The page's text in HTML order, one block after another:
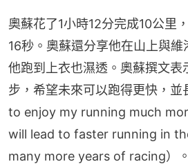
奧蘇花了1小時12分完成10公里
16秒。奧蘇還分享他在山上與維
他跑到上衣也濕透。奧蘇撰文表
步，希望未來可以跑得更快，
to enjoy my running much
will lead to faster running in
many more years of racing）。